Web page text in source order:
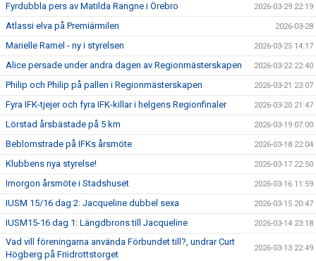
Fyrdubbla pers av Matilda Rangne i Örebro 2026-03-29 22:19
Atlassi elva på Premiärmilen 2026-03-28
Marielle Ramel - ny i styrelsen 2026-03-25 14:17
Alice persade under andra dagen av Regionmästerskapen 2026-03-22 22:40
Philip och Philip på pallen i Regionmästerskapen 2026-03-21 23:07
Fyra IFK-tjejer och fyra IFK-killar i helgens Regionfinaler 2026-03-20 21:47
Lörstad årsbästade på 5 km 2026-03-19 07:00
Beblomstrade på IFKs årsmöte 2026-03-18 22:04
Klubbens nya styrelse! 2026-03-17 22:50
Imorgon årsmöte i Stadshuset 2026-03-16 11:59
IUSM 15/16 dag 2: Jacqueline dubbel sexa 2026-03-15 20:47
IUSM15-16 dag 1: Längdbrons till Jacqueline 2026-03-14 23:18
Vad vill föreningarna använda Förbundet till?, undrar Curt
Högberg på Friidrottstorget
2026-03-13 22:49